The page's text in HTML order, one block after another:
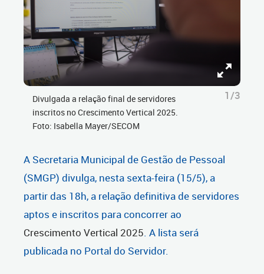
Divulgada a relação final de servidores
inscritos no Crescimento Vertical 2025.
Foto: Isabella Mayer/SECOM
1/3
A Secretaria Municipal de Gestão de Pessoal
(SMGP) divulga, nesta sexta-feira (15/5), a
partir das 18h, a relação definitiva de servidores
aptos e inscritos para concorrer ao
Crescimento Vertical 2025. A lista será
publicada no Portal do Servidor.